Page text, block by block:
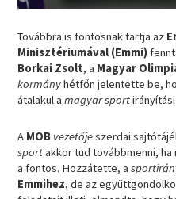
Továbbra is fontosnak tartja az
Minisztériumával (Emmi)
Borkai Zsolt, a Magyar
kormányhétfőn jelentette be,
átalakul amagyar sport
A MOB vezetőjeszerdai
sportakkor tud továbbmenni, ha
a fontos. Hozzátette, a
Emmihez, de az